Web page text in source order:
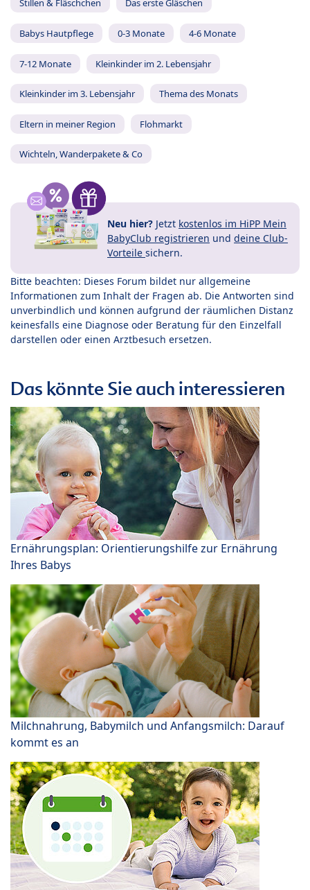
Stillen & Fläschchen Das erste Gläschen
Babys Hautpflege 0-3 Monate 4-6 Monate
7-12 Monate Kleinkinder im 2. Lebensjahr
Kleinkinder im 3. Lebensjahr Thema des Monats
Eltern in meiner Region Flohmarkt
Wichteln, Wanderpakete & Co
Neu hier? Jetzt kostenlos im HiPP Mein
BabyClub registrieren und deine Club-
Vorteile sichern.
Bitte beachten: Dieses Forum bildet nur allgemeine
Informationen zum Inhalt der Fragen ab. Die Antworten sind
unverbindlich und können aufgrund der räumlichen Distanz
keinesfalls eine Diagnose oder Beratung für den Einzelfall
darstellen oder einen Arztbesuch ersetzen.
Das könnte Sie auch interessieren
Ernährungsplan: Orientierungshilfe zur Ernährung
Ihres Babys
Milchnahrung, Babymilch und Anfangsmilch: Darauf
kommt es an